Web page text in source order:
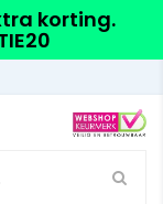
korting.